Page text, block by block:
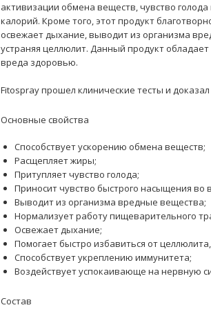
активизации обмена веществ, чувство
калорий. Кроме того, этот продукт
освежает дыхание, выводит из организма
устраняя целлюлит. Данный продукт
вреда здоровью.
Fitospray прошел клинические тесты и
Основные свойства
Способствует ускорению обмена веществ;
Расщепляет жиры;
Притупляет чувство голода;
Приносит чувство быстрого насыщения во
Выводит из организма вредные вещества;
Нормализует работу пищеварительного
Освежает дыхание;
Помогает быстро избавиться от
Способствует укреплению иммунитета;
Воздействует успокаивающе на нервную
Состав